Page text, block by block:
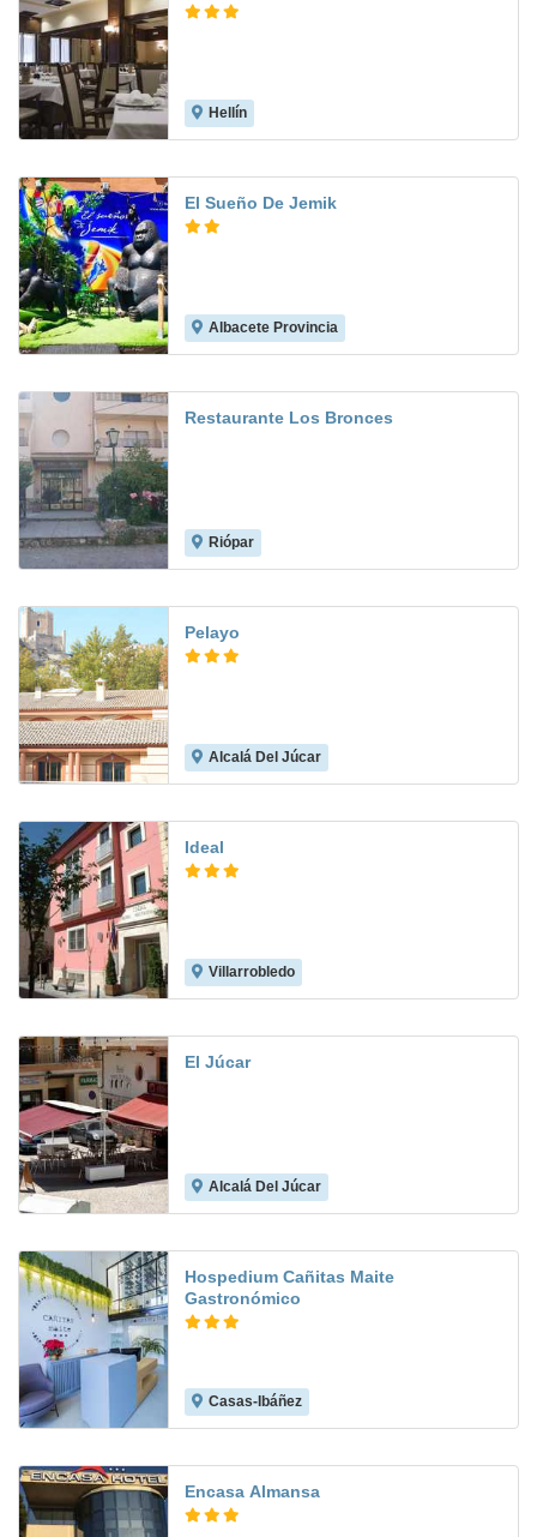
Hellín
El Sueño De Jemik
Albacete Provincia
Restaurante Los Bronces
Riópar
Pelayo
Alcalá Del Júcar
Ideal
Villarrobledo
El Júcar
Alcalá Del Júcar
Hospedium Cañitas Maite
Gastronómico
Casas-Ibáñez
Encasa Almansa